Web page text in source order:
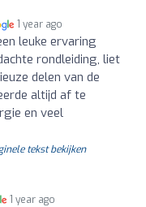
1 year ago
leuke ervaring
rondleiding, liet
delen van de
altijd af te
en veel
tekst bekijken
1 year ago